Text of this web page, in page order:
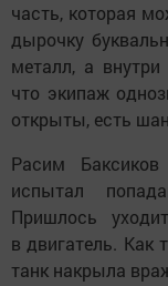
часть, которая
дырочку
металл, а
что экипаж
открыты, есть
Расим
испытал
Пришлось
в двигатель. Как
танк накрыла